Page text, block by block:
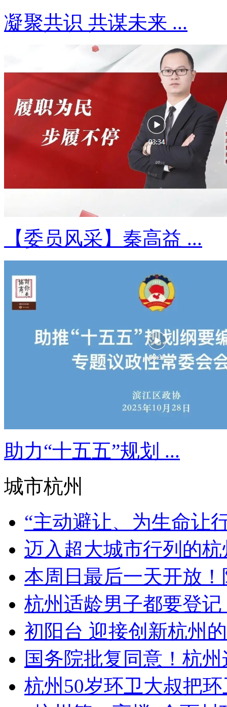
凝聚共识 共谋未来 ...
【委员风采】秦高益 ...
助力“十五五”规划 ...
城市杭州
“主动避让、为生命让
迈入超大城市行列的
本周日最后一天开放
杭州适龄男子都要登记
初阳台 迎接创新杭州
国务院批复同意！杭
杭州50岁环卫大叔把